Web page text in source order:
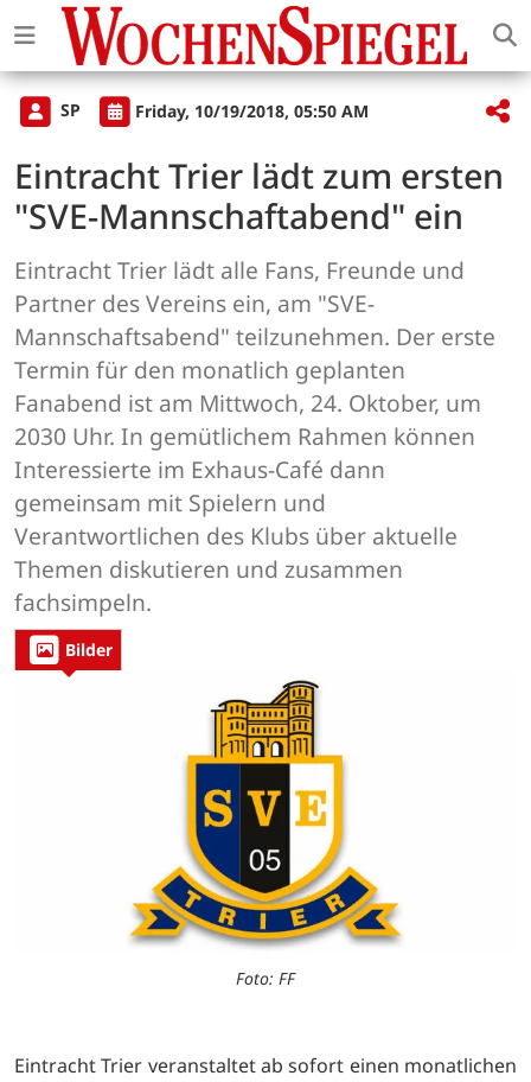
SP Friday, 10/19/2018, 05:50 AM
Eintracht Trier lädt zum ersten
"SVE-Mannschaftabend" ein
Eintracht Trier lädt alle Fans, Freunde und
Partner des Vereins ein, am "SVE-
Mannschaftsabend" teilzunehmen. Der erste
Termin für den monatlich geplanten
Fanabend ist am Mittwoch, 24. Oktober, um
2030 Uhr. In gemütlichem Rahmen können
Interessierte im Exhaus-Café dann
gemeinsam mit Spielern und
Verantwortlichen des Klubs über aktuelle
Themen diskutieren und zusammen
fachsimpeln.
Bilder
Foto: FF
Eintracht Trier veranstaltet ab sofort einen monatlichen